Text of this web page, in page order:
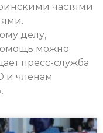
частями
делу,
можно
пресс-служба
и членам